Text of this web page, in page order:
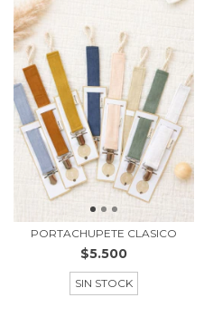
PORTACHUPETE CLASICO
$5.500
SIN STOCK